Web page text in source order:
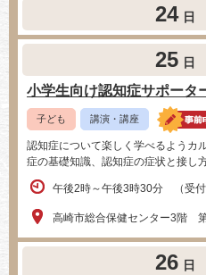
24 日
25 日
小学生向け認知症サポータ
子ども 講演・講座
認知症について楽しく学べるようカ
症の基礎知識、認知症の症状と接し
午後2時～午後3時30分 （受付
高崎市総合保健センター3階
26 日